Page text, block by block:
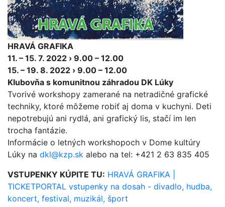
HRAVÁ GRAFIKA
11. – 15. 7. 2022 › 9.00 – 12.00
15. – 19. 8. 2022 › 9.00 – 12.00
Klubovňa s komunitnou záhradou DK Lúky
Tvorivé workshopy zamerané na netradičné grafické
techniky, ktoré môžeme robiť aj doma v kuchyni. Deti
nepotrebujú ani rydlá, ani grafický lis, stačí im len
trocha fantázie.
Informácie o letných workshopoch v Dome kultúry
Lúky na dkl@kzp.sk alebo na tel: +421 2 63 835 405
VSTUPENKY KÚPITE TU: HRAVÁ GRAFIKA |
TICKETPORTAL vstupenky na dosah - divadlo, hudba,
koncert, festival, muzikál, šport